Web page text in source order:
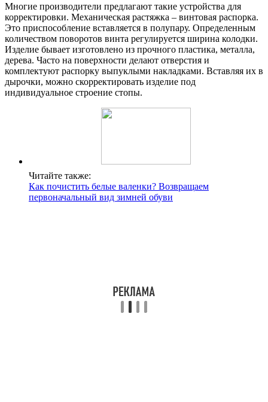
Многие производители предлагают такие устройства для
корректировки. Механическая растяжка – винтовая распорка.
Это приспособление вставляется в полупару. Определенным
количеством поворотов винта регулируется ширина колодки.
Изделие бывает изготовлено из прочного пластика, металла,
дерева. Часто на поверхности делают отверстия и
комплектуют распорку выпуклыми накладками. Вставляя их в
дырочки, можно скорректировать изделие под
индивидуальное строение стопы.
Читайте также:
Как почистить белые валенки? Возвращаем
первоначальный вид зимней обуви